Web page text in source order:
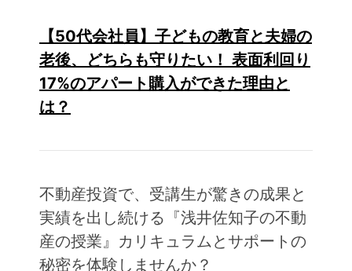
【50代会社員】子どもの教育と夫婦の
老後、どちらも守りたい！ 表面利回り
17%のアパート購入ができた理由と
は？
不動産投資で、受講生が驚きの成果と
実績を出し続ける『浅井佐知子の不動
産の授業』カリキュラムとサポートの
秘密を体験しませんか？